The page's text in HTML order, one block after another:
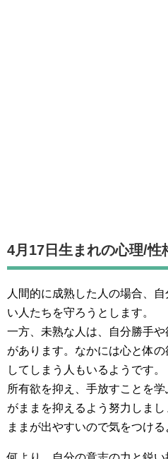
4月17日生まれの心理/性
人間的に成熟した人の場合、
い人たちを守ろうとします。
一方、未熟な人は、自分勝手
があります。なかには心と体
してしまう人もいるようです。
所有欲を抑え、手放すことを
がままを抑えるよう努力しま
ままが出やすいので気をつける